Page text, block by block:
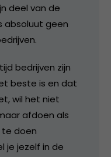
deel van de
absoluut geen
bedrijven zijn
beste is en dat
wil het niet
afdoen als
doen
je jezelf in de